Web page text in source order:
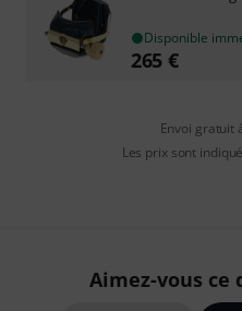
Disponible
265 €
Envoi gratuit
Les prix sont
Aimez-vous ce